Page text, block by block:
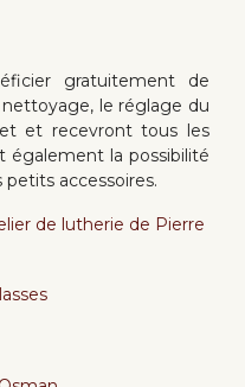
gratuitement de
le réglage du
et recevront tous les
également la possibilité
accessoires.
de lutherie de Pierre